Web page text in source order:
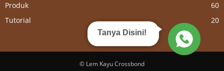
Produk
60
Tutorial
20
© Lem Kayu Crossbond
Tanya Disini!